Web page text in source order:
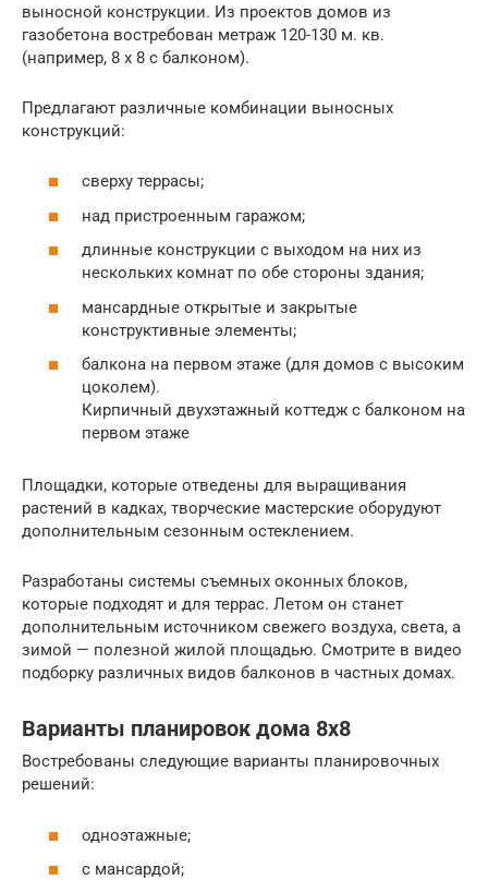
выносной конструкции. Из проектов домов из
газобетона востребован метраж 120-130 м. кв.
(например, 8 х 8 с балконом).
Предлагают различные комбинации выносных
конструкций:
сверху террасы;
над пристроенным гаражом;
длинные конструкции с выходом на них из
нескольких комнат по обе стороны здания;
мансардные открытые и закрытые
конструктивные элементы;
балкона на первом этаже (для домов с высоким
цоколем).
Кирпичный двухэтажный коттедж с балконом на
первом этаже
Площадки, которые отведены для выращивания
растений в кадках, творческие мастерские оборудуют
дополнительным сезонным остеклением.
Разработаны системы съемных оконных блоков,
которые подходят и для террас. Летом он станет
дополнительным источником свежего воздуха, света, а
зимой — полезной жилой площадью. Смотрите в видео
подборку различных видов балконов в частных домах.
Варианты планировок дома 8х8
Востребованы следующие варианты планировочных
решений:
одноэтажные;
с мансардой;